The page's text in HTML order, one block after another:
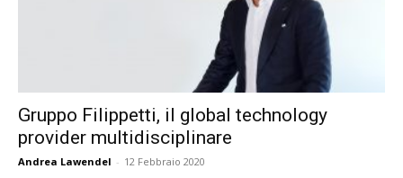
Gruppo Filippetti, il global technology
provider multidisciplinare
Andrea Lawendel - 12 Febbraio 2020